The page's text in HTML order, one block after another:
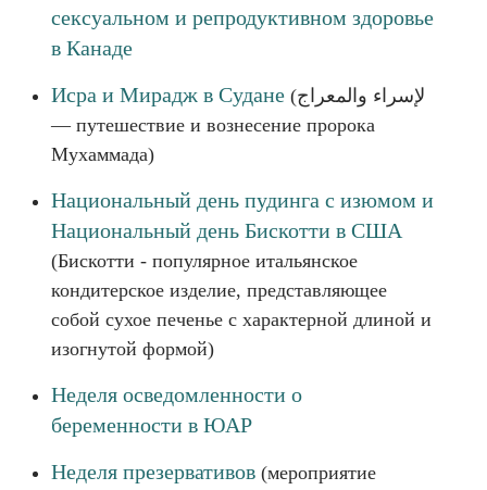
сексуальном и репродуктивном здоровье
в Канаде
Исра и Мирадж в Судане (لإسراء والمعراج
— путешествие и вознесение пророка
Мухаммада)
Национальный день пудинга с изюмом и
Национальный день Бискотти в США
(Бискотти - популярное итальянское
кондитерское изделие, представляющее
собой сухое печенье с характерной длиной и
изогнутой формой)
Неделя осведомленности о
беременности в ЮАР
Неделя презервативов (мероприятие